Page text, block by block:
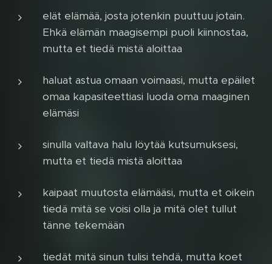
elät elämää, josta jotenkin puuttuu jotain.
Ehkä elämän maagisempi puoli kiinnostaa,
mutta et tiedä mistä aloittaa
haluat astua omaan voimaasi, mutta epäilet
omaa kapasiteettiasi luoda oma maaginen
elämäsi
sinulla valtava halu löytää kutsumuksesi,
mutta et tiedä mistä aloittaa
kaipaat muutosta elämääsi, mutta et oikein
tiedä mitä se voisi olla ja mitä olet tullut
tänne tekemään
tiedät mitä sinun tulisi tehdä, mutta koet